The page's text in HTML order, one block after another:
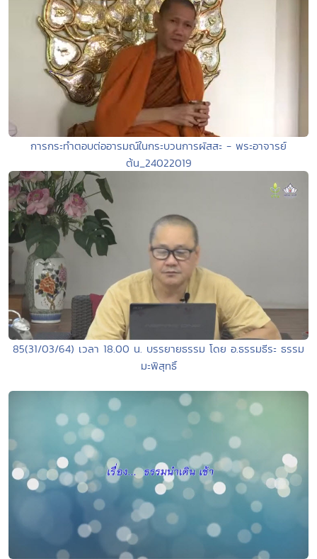
การกระทำตอบต่ออารมณ์ในกระบวนการผัสสะ - พระอาจารย์
ต้น_24022019
85(31/03/64) เวลา 18.00 น. บรรยายธรรม โดย อ.ธรรมธีระ ธรรม
มะพิสุทธิ์